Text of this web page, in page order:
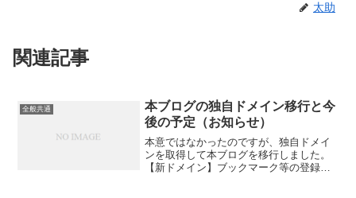
太助
関連記事
全般共通
本ブログの独自ドメイン移行と今
後の予定（お知らせ）
本意ではなかったのですが、独自ドメイ
ンを取得して本ブログを移行しました。
【新ドメイン】ブックマーク等の登録が